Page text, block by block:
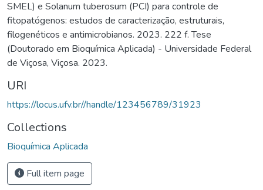
SMEL) e Solanum tuberosum (PCI) para controle de
fitopatógenos: estudos de caracterização, estruturais,
filogenéticos e antimicrobianos. 2023. 222 f. Tese
(Doutorado em Bioquímica Aplicada) - Universidade Federal
de Viçosa, Viçosa. 2023.
URI
https://locus.ufv.br//handle/123456789/31923
Collections
Bioquímica Aplicada
Full item page